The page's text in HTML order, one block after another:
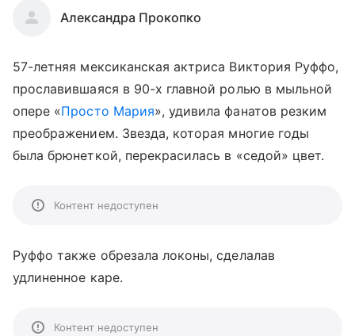
Александра Прокопко
57-летняя мексиканская актриса Виктория Руффо,
прославившаяся в 90-х главной ролью в мыльной
опере «Просто Мария», удивила фанатов резким
преображением. Звезда, которая многие годы
была брюнеткой, перекрасилась в «седой» цвет.
Контент недоступен
Руффо также обрезала локоны, сделалав
удлиненное каре.
Контент недоступен